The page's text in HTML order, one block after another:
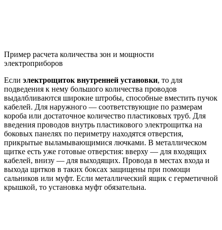
Пример расчета количества зон и мощности
электроприборов
Если электрощиток внутренней установки, то для
подведения к нему большого количества проводов
выдалбливаются широкие штробы, способные вместить пучок
кабелей. Для наружного — соответствующие по размерам
короба или достаточное количество пластиковых труб. Для
введения проводов внутрь пластикового электрощитка на
боковых панелях по периметру находятся отверстия,
прикрытые выламывающимися лючками. В металлическом
щитке есть уже готовые отверстия: вверху — для входящих
кабелей, внизу — для выходящих. Провода в местах входа и
выхода щитков в таких боксах защищены при помощи
сальников или муфт. Если металлический ящик с герметичной
крышкой, то установка муфт обязательна.